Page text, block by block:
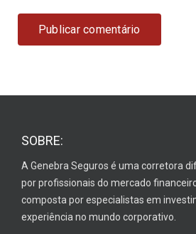
SOBRE:
A Genebra Seguros é uma corretora
por profissionais do mercado
composta por especialistas em
experiência no mundo corporativo.